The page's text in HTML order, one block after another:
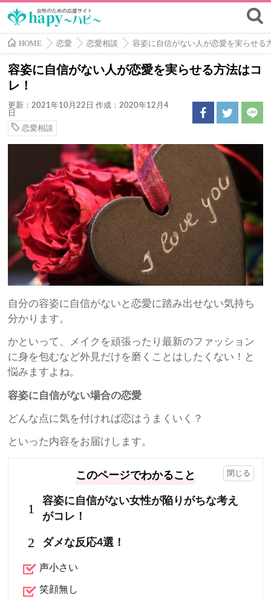
HOME 恋愛 恋愛相談 容姿に自信がない人が恋愛を実らせる
容姿に自信がない人が恋愛を実らせる方法はコ
レ！
更新：2021年10月22日 作成：2020年12月4
日
恋愛相談
自分の容姿に自信がないと恋愛に踏み出せない気持ち
分かります。
かといって、メイクを頑張ったり最新のファッション
に身を包むなど外見だけを磨くことはしたくない！と
悩みますよね。
容姿に自信がない場合の恋愛
どんな点に気を付ければ恋はうまくいく？
といった内容をお届けします。
このページでわかること
1
容姿に自信がない女性が陥りがちな考え
がコレ！
2 ダメな反応4選！
声小さい
笑顔無し